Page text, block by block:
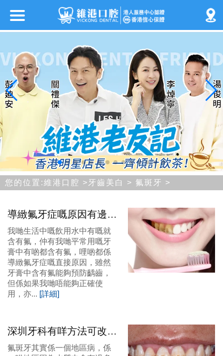
您的位置:維港口腔 > 牙齒美白 > 氟斑牙 >
導緻氟牙症嘅原因有邊
啲？應該點樣預防氟斑
牙？
我哋生活中嘅飲用水中有嘅就
含有氟，仲有我哋平常用嘅牙
膏中有啲都含有氟，哩啲都係
導緻氟牙症嘅直接原因，雖然
牙膏中含有氟能夠預防齲齒，
但係如果我哋唔能夠正確使
用，亦... [詳細]
深圳牙科有咩方法可改善
治療氟斑牙？
氟斑牙其實係一個地區病，係